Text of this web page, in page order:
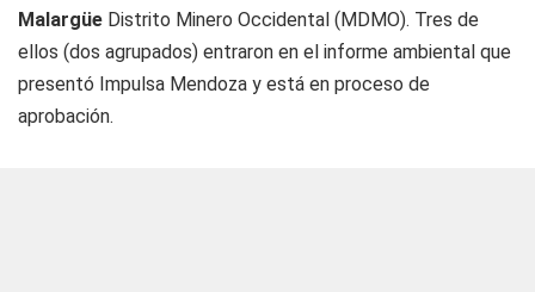
Malargüe Distrito Minero Occidental (MDMO). Tres de
ellos (dos agrupados) entraron en el informe ambiental que
presentó Impulsa Mendoza y está en proceso de
aprobación.